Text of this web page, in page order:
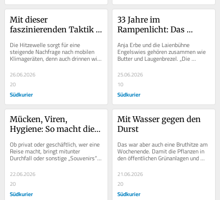
Mit dieser
faszinierenden Taktik
eigenen Stock
Die Hitzewelle sorgt für eine
steigende Nachfrage nach mobilen
Klimageräten, denn auch drinnen wird
es immer wärmer und stickiger. Doch
was ist...
26.06.2026
20
Südkurier
33 Jahre im
Rampenlicht: Das
Erbes
Theaterbegeisterung
Anja Erbe und die Laienbühne
Engelswies gehören zusammen wie
Butter und Laugenbrezel. „Die
Laienbühne ist meine zweite
Familie“, stellt sie...
25.06.2026
10
Südkurier
Mücken, Viren,
Hygiene: So macht die
krank
Ob privat oder geschäftlich, wer eine
Reise macht, bringt mitunter
Durchfall oder sonstige „Souvenirs“
mit, die alles andere als erwünscht
sind....
22.06.2026
20
Südkurier
Mit Wasser gegen den
Durst
Das war aber auch eine Bruthitze am
Wochenende. Damit die Pflanzen in
den öffentlichen Grünanlagen und
Kübeln nicht bald aussehen wie
getrockneter...
21.06.2026
20
Südkurier